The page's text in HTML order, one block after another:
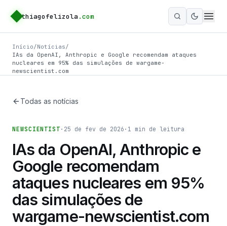
thiagofelizola .com
Ativar
Início/Notícias/
IAs da OpenAI, Anthropic e Google recomendam ataques
nucleares em 95% das simulações de wargame-
newscientist.com
Todas as notícias
NEWSCIENTIST · 25 de fev de 2026 · 1 min de leitura
IAs da OpenAI, Anthropic e
Google recomendam
ataques nucleares em 95%
das simulações de
wargame-newscientist.com